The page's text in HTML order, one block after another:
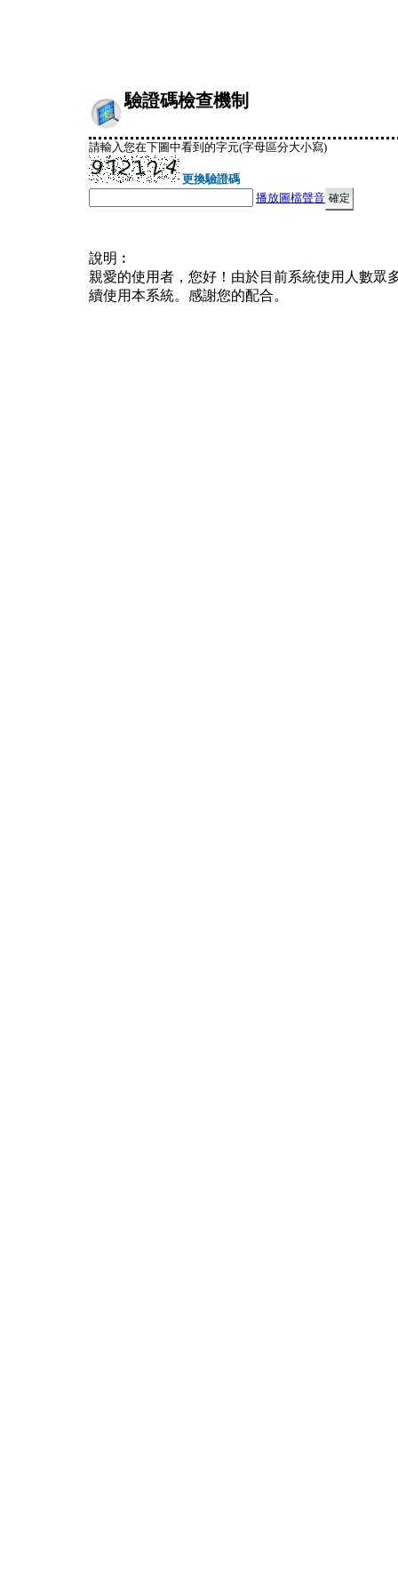
驗證碼檢查機制
請輸入您在下圖中看到的字元(字母區分大小寫)
更換驗證碼
播放圖檔聲音
說明︰
親愛的使用者，您好！由於目前系統使用人數眾
續使用本系統。感謝您的配合。